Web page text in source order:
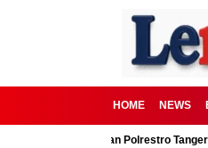
HOME NEWS
Digagalkan Polrestro Tangerang